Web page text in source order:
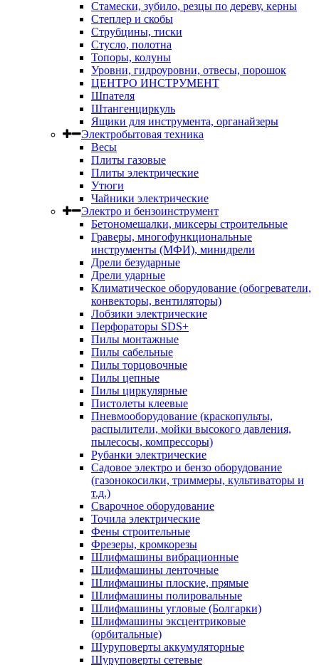
Стамески, зубило, резцы по дереву, керны
Степлер и скобы
Струбцины, тиски
Стусло, полотна
Топоры, колуны
Уровни, гидроуровни, отвесы, порошок
ЦЕНТРО ИНСТРУМЕНТ
Шпателя
Штангенциркуль
Ящики для инструмента, органайзеры
Электробытовая техника
Весы
Плиты газовые
Плиты электрические
Утюги
Чайники электрические
Электро и бензоинструмент
Бетономешалки, миксеры строительные
Граверы, многофункциональные
инструменты (МФИ), минидрели
Дрели безударные
Дрели ударные
Климатическое оборудование (обогреватели,
конвекторы, вентиляторы)
Лобзики электрические
Перфораторы SDS+
Пилы монтажные
Пилы сабельные
Пилы торцовочные
Пилы цепные
Пилы циркулярные
Пистолеты клеевые
Пневмооборудование (краскопульты,
распылители, мойки высокого давления,
пылесосы, компрессоры)
Рубанки электрические
Садовое электро и бензо оборудование
(газонокосилки, триммеры, культиваторы и
т.д.)
Сварочное оборудование
Точила электрические
Фены строительные
Фрезеры, кромкорезы
Шлифмашины вибрационные
Шлифмашины ленточные
Шлифмашины плоские, прямые
Шлифмашины полировальные
Шлифмашины угловые (Болгарки)
Шлифмашины эксцентриковые
(орбитальные)
Шуруповерты аккумуляторные
Шуруповерты сетевые